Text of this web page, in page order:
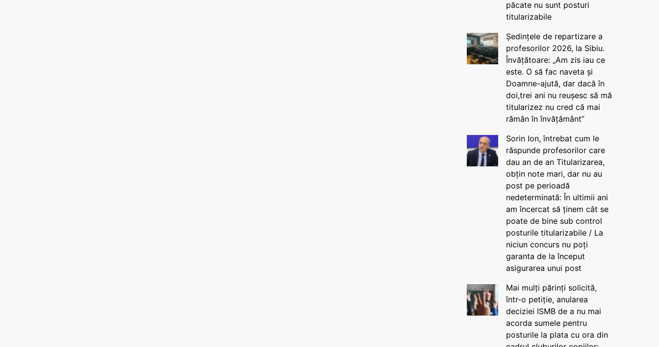
păcate nu sunt posturi
titularizabile
Ședințele de repartizare a
profesorilor 2026, la Sibiu.
Învățătoare: „Am zis iau ce
este. O să fac naveta și
Doamne-ajută, dar dacă în
doi,trei ani nu reușesc să mă
titularizez nu cred că mai
rămân în învățământ”
Sorin Ion, întrebat cum le
răspunde profesorilor care
dau an de an Titularizarea,
obțin note mari, dar nu au
post pe perioadă
nedeterminată: În ultimii ani
am încercat să ținem cât se
poate de bine sub control
posturile titularizabile / La
niciun concurs nu poți
garanta de la început
asigurarea unui post
Mai mulți părinți solicită,
într-o petiție, anularea
deciziei ISMB de a nu mai
acorda sumele pentru
posturile la plata cu ora din